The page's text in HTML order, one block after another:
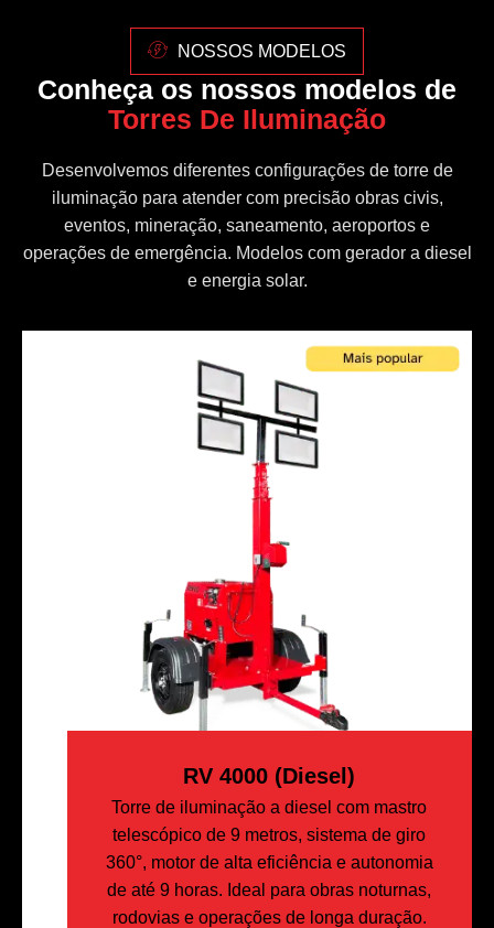
NOSSOS MODELOS
Conheça os nossos modelos de
Torres De Iluminação
Desenvolvemos diferentes configurações de torre de
iluminação para atender com precisão obras civis,
eventos, mineração, saneamento, aeroportos e
operações de emergência. Modelos com gerador a diesel
e energia solar.
RV 4000 (diesel)
Torre de iluminação a diesel com mastro
telescópico de 9 metros, sistema de giro
360°, motor de alta eficiência e autonomia
de até 9 horas. Ideal para obras noturnas,
rodovias e operações de longa duração.